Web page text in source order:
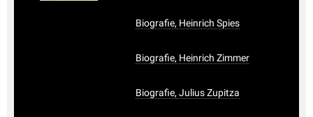
Biografie, Heinrich Spies
Biografie, Heinrich Zimmer
Biografie, Julius Zupitza